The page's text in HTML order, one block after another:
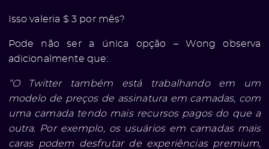
Isso valeria $ 3 por mês?
Pode não ser a única opção – Wong observa
adicionalmente que:
“O Twitter também está trabalhando em um
modelo de preços de assinatura em camadas, com
uma camada tendo mais recursos pagos do que a
outra. Por exemplo, os usuários em camadas mais
caras podem desfrutar de experiências premium,